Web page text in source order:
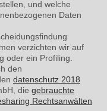
und welche
Daten
verzichten wir auf
oder ein Profiling.
den
datenschutz 2018
die gebrauchte
Rechtsanwälten